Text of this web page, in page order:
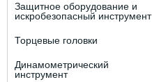
Защитное оборудование и
искробезопасный инструмент
Торцевые головки
Динамометрический
инструмент